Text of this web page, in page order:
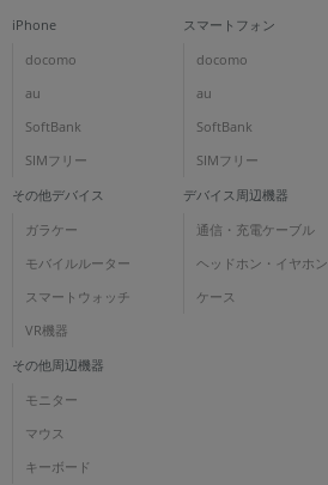
iPhone
docomo
au
SoftBank
SIMフリー
スマートフォン
docomo
au
SoftBank
SIMフリー
その他デバイス
ガラケー
モバイルルーター
スマートウォッチ
VR機器
デバイス周辺機器
通信・充電ケーブル
ヘッドホン・イヤホン
ケース
その他周辺機器
モニター
マウス
キーボード